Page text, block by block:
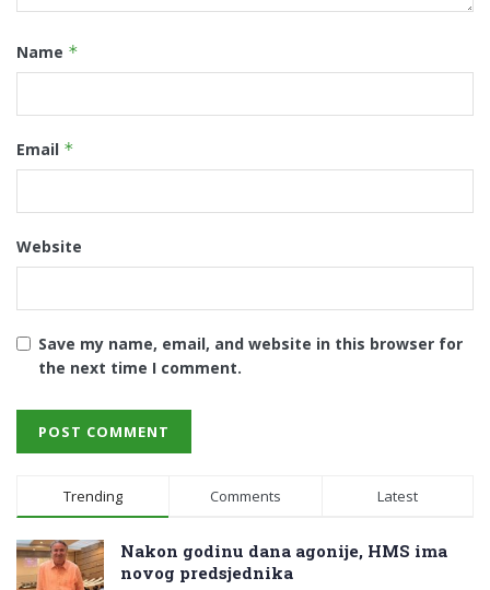
Name *
Email *
Website
Save my name, email, and website in this browser for
the next time I comment.
Trending Comments Latest
Nakon godinu dana agonije, HMS ima
novog predsjednika